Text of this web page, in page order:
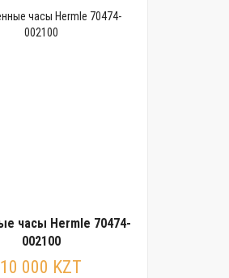
часы Hermle 70474-
002100
10 000 KZT